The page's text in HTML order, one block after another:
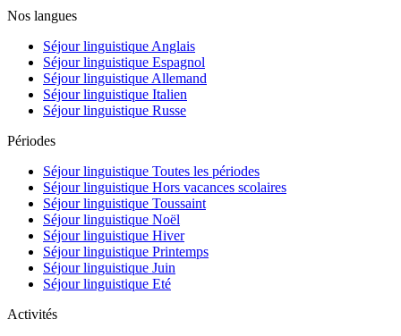
Nos langues
Séjour linguistique Anglais
Séjour linguistique Espagnol
Séjour linguistique Allemand
Séjour linguistique Italien
Séjour linguistique Russe
Périodes
Séjour linguistique Toutes les périodes
Séjour linguistique Hors vacances scolaires
Séjour linguistique Toussaint
Séjour linguistique Noël
Séjour linguistique Hiver
Séjour linguistique Printemps
Séjour linguistique Juin
Séjour linguistique Eté
Activités